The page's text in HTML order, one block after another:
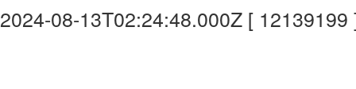
2024-08-13T02:24:48.000Z [ 12139199